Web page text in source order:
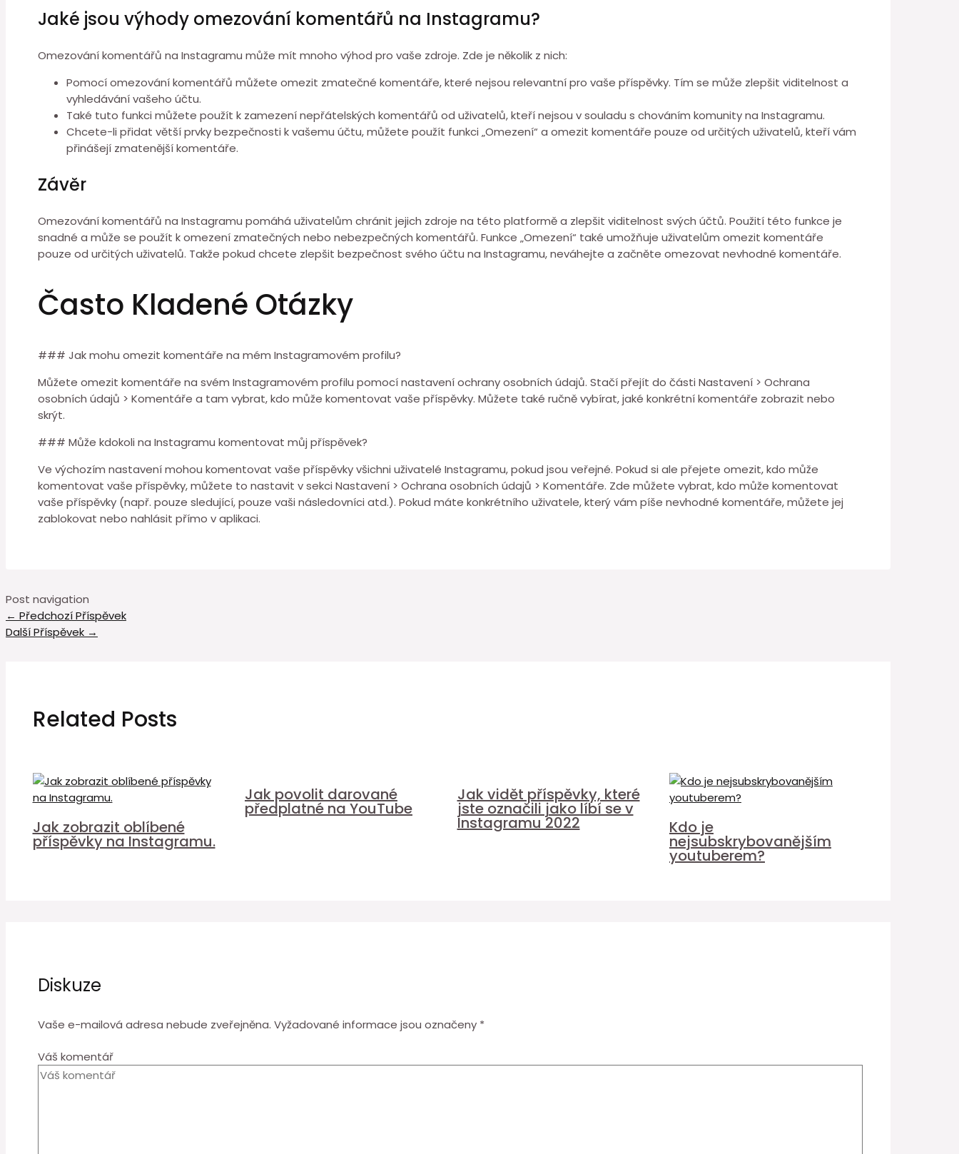
Jaké jsou výhody omezování komentářů na Instagramu?
Omezování komentářů na Instagramu může mít mnoho výhod pro vaše zdroje. Zde je několik z nich:
Pomocí omezování komentářů můžete omezit zmatečné komentáře, které nejsou relevantní pro vaše příspěvky. Tím se může zlepšit viditelnost a
vyhledávání vašeho účtu.
Také tuto funkci můžete použít k zamezení nepřátelských komentářů od uživatelů, kteří nejsou v souladu s chováním komunity na Instagramu.
Chcete-li přidat větší prvky bezpečnosti k vašemu účtu, můžete použít funkci „Omezení“ a omezit komentáře pouze od určitých uživatelů, kteří vám
přinášejí zmatenější komentáře.
Závěr
Omezování komentářů na Instagramu pomáhá uživatelům chránit jejich zdroje na této platformě a zlepšit viditelnost svých účtů. Použití této funkce je
snadné a může se použít k omezení zmatečných nebo nebezpečných komentářů. Funkce „Omezení“ také umožňuje uživatelům omezit komentáře
pouze od určitých uživatelů. Takže pokud chcete zlepšit bezpečnost svého účtu na Instagramu, neváhejte a začněte omezovat nevhodné komentáře.
Často Kladené Otázky
### Jak mohu omezit komentáře na mém Instagramovém profilu?
Můžete omezit komentáře na svém Instagramovém profilu pomocí nastavení ochrany osobních údajů. Stačí přejít do části Nastavení > Ochrana
osobních údajů > Komentáře a tam vybrat, kdo může komentovat vaše příspěvky. Můžete také ručně vybírat, jaké konkrétní komentáře zobrazit nebo
skrýt.
### Může kdokoli na Instagramu komentovat můj příspěvek?
Ve výchozím nastavení mohou komentovat vaše příspěvky všichni uživatelé Instagramu, pokud jsou veřejné. Pokud si ale přejete omezit, kdo může
komentovat vaše příspěvky, můžete to nastavit v sekci Nastavení > Ochrana osobních údajů > Komentáře. Zde můžete vybrat, kdo může komentovat
vaše příspěvky (např. pouze sledující, pouze vaši následovníci atd.). Pokud máte konkrétního uživatele, který vám píše nevhodné komentáře, můžete jej
zablokovat nebo nahlásit přímo v aplikaci.
Post navigation
← Předchozí Příspěvek
Další Příspěvek →
Related Posts
Jak zobrazit oblíbené
příspěvky na Instagramu.
Jak povolit darované
předplatné na YouTube
Jak vidět příspěvky, které
jste označili jako líbí se v
Instagramu 2022 Kdo je
nejsubskrybovanějším
youtuberem?
Diskuze
Vaše e-mailová adresa nebude zveřejněna. Vyžadované informace jsou označeny *
Váš komentář